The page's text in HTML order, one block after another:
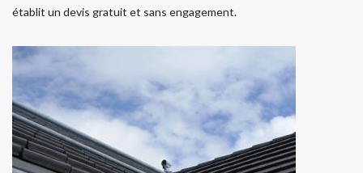
établit un devis gratuit et sans engagement.